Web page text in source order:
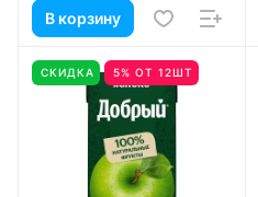
В корзину
СКИДКА 5% ОТ 12ШТ